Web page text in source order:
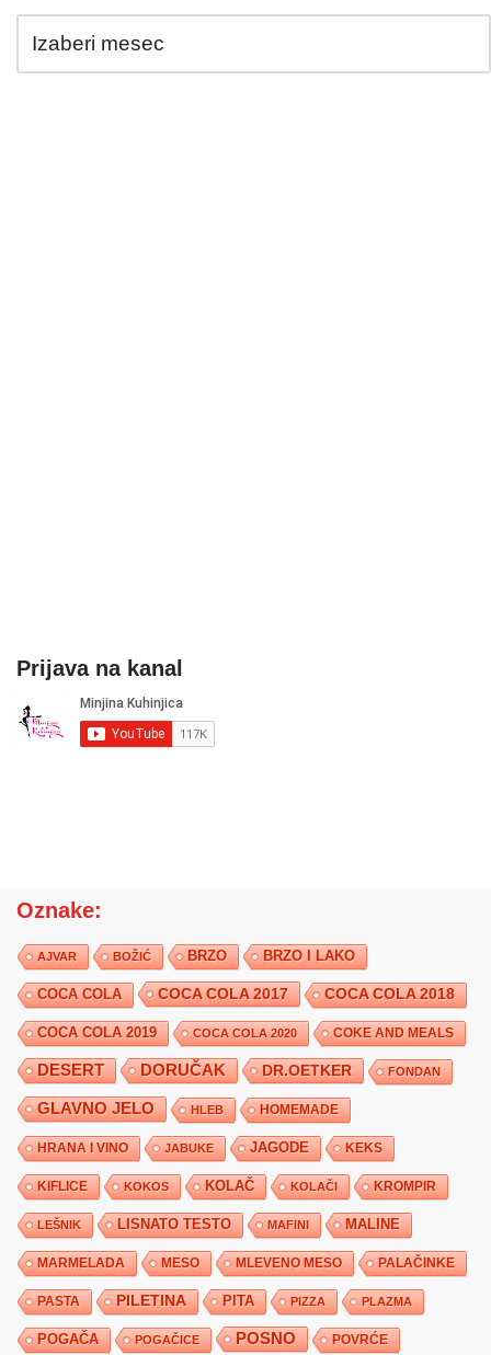
Prijava na kanal
Oznake:
AJVAR BOŽIĆ BRZO BRZO I LAKO
COCA COLA COCA COLA 2017 COCA COLA 2018
COCA COLA 2019 COCA COLA 2020 COKE AND MEALS
DESERT DORUČAK DR.OETKER FONDAN
GLAVNO JELO HLEB HOMEMADE
HRANA I VINO JABUKE JAGODE KEKS
KIFLICE KOKOS KOLAČ KOLAČI KROMPIR
LEŠNIK LISNATO TESTO MAFINI MALINE
MARMELADA MESO MLEVENO MESO PALAČINKE
PASTA PILETINA PITA PIZZA PLAZMA
POGAČA POGAČICE POSNO POVRĆE